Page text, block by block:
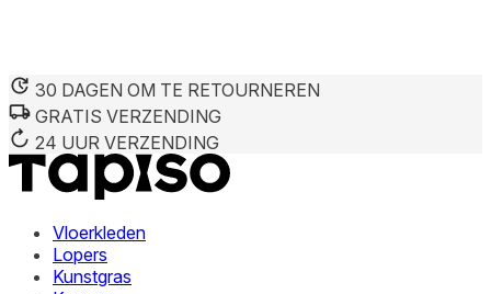
30 DAGEN OM TE RETOURNEREN
GRATIS VERZENDING
24 UUR VERZENDING
Vloerkleden
Lopers
Kunstgras
We gebruiken cookies om inhoud en advertenties te
deze informatie combineren met andere gegevens die u
diensten.
Noodzakelijk
Noodzakelijke cookies zijn essentieel voor de